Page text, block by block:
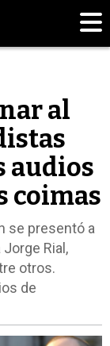
al
audios
coimas
se presentó a
Rial,
otros.
de